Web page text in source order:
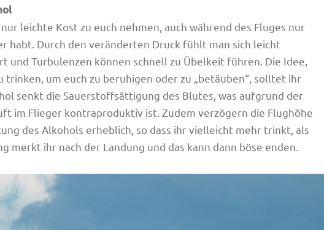
leichte Kost zu euch nehmen, auch während des Fluges nur
habt. Durch den veränderten Druck fühlt man sich leicht
und Turbulenzen können schnell zu Übelkeit führen. Die Idee,
trinken, um euch zu beruhigen oder zu „betäuben“, solltet ihr
senkt die Sauerstoffsättigung des Blutes, was aufgrund der
im Flieger kontraproduktiv ist. Zudem verzögern die Flughöhe
des Alkohols erheblich, so dass ihr vielleicht mehr trinkt, als
merkt ihr nach der Landung und das kann dann böse enden.